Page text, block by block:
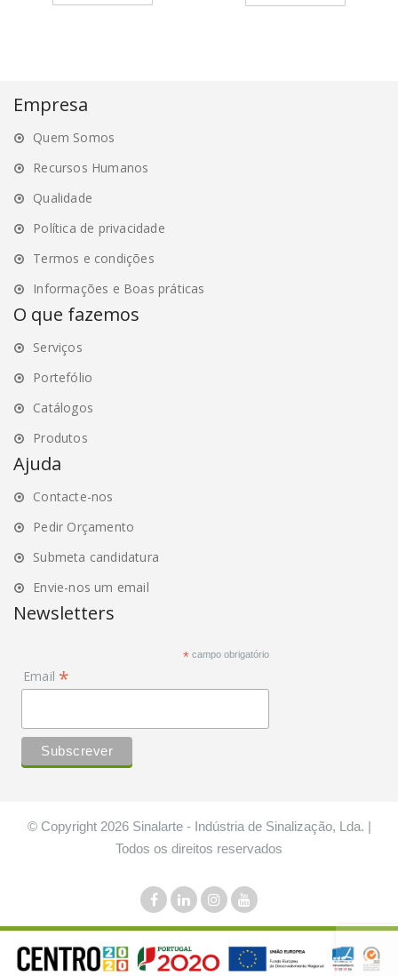
Empresa
Quem Somos
Recursos Humanos
Qualidade
Política de privacidade
Termos e condições
Informações e Boas práticas
O que fazemos
Serviços
Portefólio
Catálogos
Produtos
Ajuda
Contacte-nos
Pedir Orçamento
Submeta candidatura
Envie-nos um email
Newsletters
* campo obrigatório
Email *
© Copyright 2026 Sinalarte - Indústria de Sinalização, Lda. |
Todos os direitos reservados